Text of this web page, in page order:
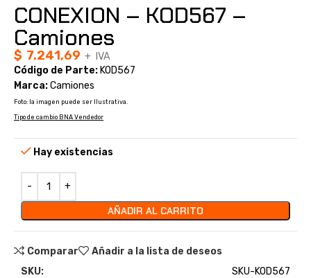
CONEXION – KOD567 –
Camiones
$ 7.241,69 + IVA
Código de Parte: KOD567
Marca:Camiones
Foto: la imagen puede ser Ilustrativa.
Tipo de cambio BNA Vendedor
Hay existencias
AÑADIR AL CARRITO
Comparar
Añadir a la lista de deseos
SKU:
SKU-KOD567